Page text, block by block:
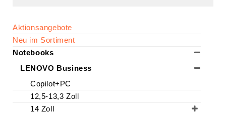
Aktionsangebote
Neu im Sortiment
Notebooks
LENOVO Business
Copilot+PC
12,5-13,3 Zoll
14 Zoll